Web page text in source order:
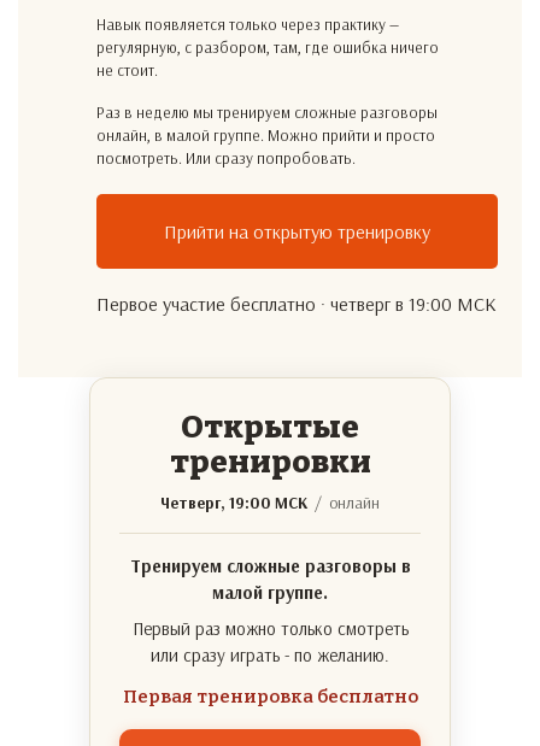
Навык появляется только через практику —
регулярную, с разбором, там, где ошибка ничего
не стоит.
Раз в неделю мы тренируем сложные разговоры
онлайн, в малой группе. Можно прийти и просто
посмотреть. Или сразу попробовать.
Прийти на открытую тренировку
Первое участие бесплатно · четверг в 19:00 МСК
Открытые
тренировки
Четверг, 19:00 МСК / онлайн
Тренируем сложные разговоры в
малой группе.
Первый раз можно только смотреть
или сразу играть - по желанию.
Первая тренировка бесплатно